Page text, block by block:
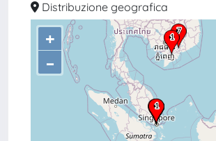
Distribuzione geografica
+
–